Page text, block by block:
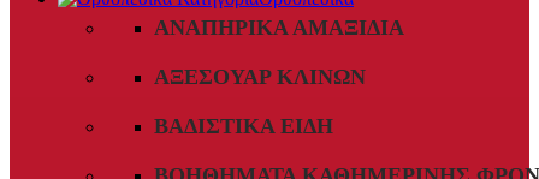
ΑΝΑΠΗΡΙΚΆ ΑΜΑΞΊΔΙΑ
ΑΞΕΣΟΥΆΡ ΚΛΙΝΏΝ
ΒΑΔΙΣΤΙΚΆ ΕΊΔΗ